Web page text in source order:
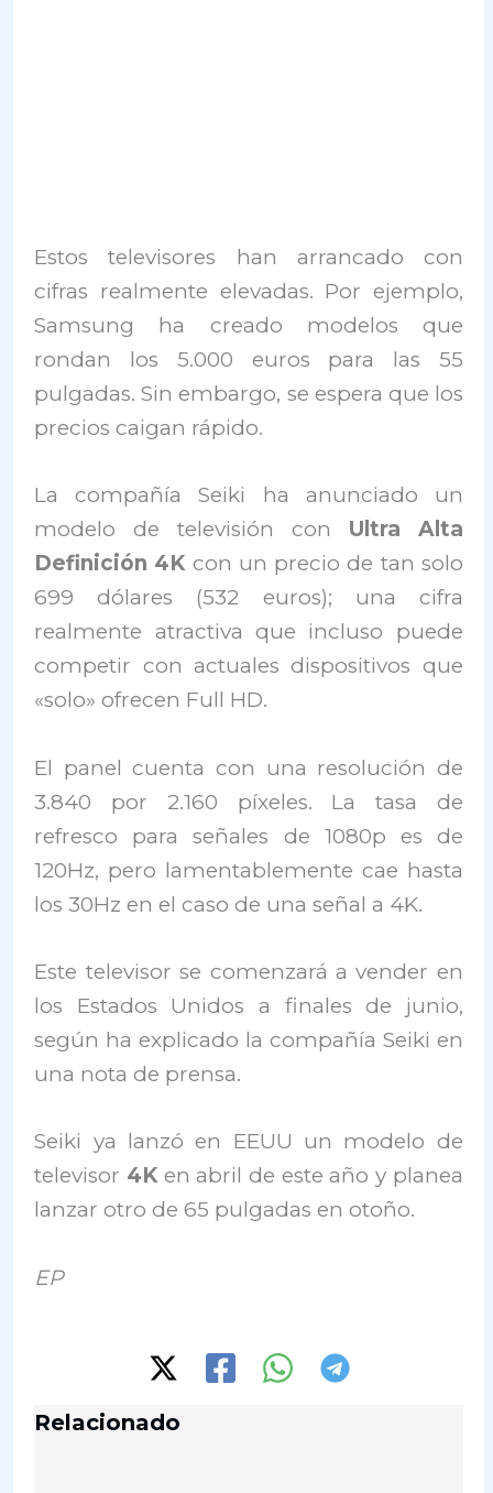
Estos televisores han arrancado con
cifras realmente elevadas. Por ejemplo,
Samsung ha creado modelos que
rondan los 5.000 euros para las 55
pulgadas. Sin embargo, se espera que los
precios caigan rápido.
La compañía Seiki ha anunciado un
modelo de televisión con Ultra Alta
Definición 4K con un precio de tan solo
699 dólares (532 euros); una cifra
realmente atractiva que incluso puede
competir con actuales dispositivos que
«solo» ofrecen Full HD.
El panel cuenta con una resolución de
3.840 por 2.160 píxeles. La tasa de
refresco para señales de 1080p es de
120Hz, pero lamentablemente cae hasta
los 30Hz en el caso de una señal a 4K.
Este televisor se comenzará a vender en
los Estados Unidos a finales de junio,
según ha explicado la compañía Seiki en
una nota de prensa.
Seiki ya lanzó en EEUU un modelo de
televisor 4Ken abril de este año y planea
lanzar otro de 65 pulgadas en otoño.
EP
Relacionado